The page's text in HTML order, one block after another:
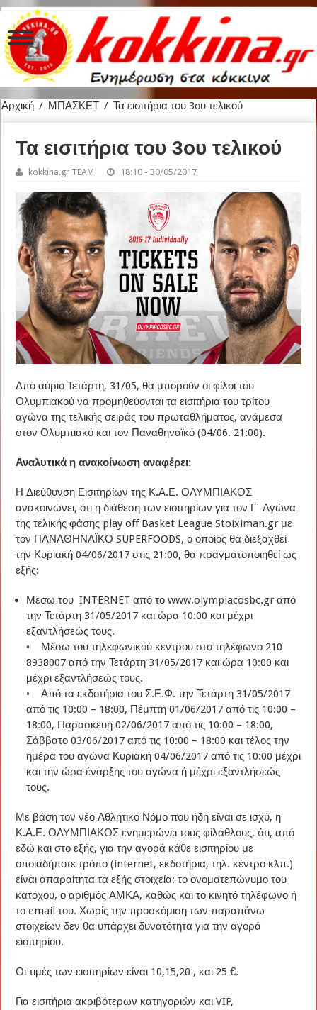
Αρχική / ΜΠΑΣΚΕΤ / Τα εισιτήρια του 3ου τελικού
Τα εισιτήρια του 3ου τελικού
kokkina.gr TEAM 18:10 - 30/05/2017
Από αύριο Τετάρτη, 31/05, θα μπορούν οι φίλοι του
Ολυμπιακού να προμηθεύονται τα εισιτήρια του τρίτου
αγώνα της τελικής σειράς του πρωταθλήματος, ανάμεσα
στον Ολυμπιακό και τον Παναθηναϊκό (04/06. 21:00).
Αναλυτικά η ανακοίνωση αναφέρει:
Η Διεύθυνση Εισιτηρίων της Κ.Α.Ε. ΟΛΥΜΠΙΑΚΟΣ
ανακοινώνει, ότι η διάθεση των εισιτηρίων για τον Γ΄ Αγώνα
της τελικής φάσης play off Basket League Stoiximan.gr με
τον ΠΑΝΑΘΗΝΑΪΚΟ SUPERFOODS, ο οποίος θα διεξαχθεί
την Κυριακή 04/06/2017 στις 21:00, θα πραγματοποιηθεί ως
εξής:
Μέσω του INTERNET από το www.olympiacosbc.gr από
την Τετάρτη 31/05/2017 και ώρα 10:00 και μέχρι
εξαντλήσεώς τους.
• Μέσω του τηλεφωνικού κέντρου στο τηλέφωνο 210
8938007 από την Τετάρτη 31/05/2017 και ώρα 10:00 και
μέχρι εξαντλήσεώς τους.
• Από τα εκδοτήρια του Σ.Ε.Φ. την Τετάρτη 31/05/2017
από τις 10:00 – 18:00, Πέμπτη 01/06/2017 από τις 10:00 –
18:00, Παρασκευή 02/06/2017 από τις 10:00 – 18:00,
Σάββατο 03/06/2017 από τις 10:00 – 18:00 και τέλος την
ημέρα του αγώνα Κυριακή 04/06/2017 από τις 10:00 μέχρι
και την ώρα έναρξης του αγώνα ή μέχρι εξαντλήσεώς
τους.
Με βάση τον νέο Αθλητικό Νόμο που ήδη είναι σε ισχύ, η
Κ.Α.Ε. ΟΛΥΜΠΙΑΚΟΣ ενημερώνει τους φίλαθλους, ότι, από
εδώ και στο εξής, για την αγορά κάθε εισιτηρίου με
οποιαδήποτε τρόπο (internet, εκδοτήρια, τηλ. κέντρο κλπ.)
είναι απαραίτητα τα εξής στοιχεία: το ονοματεπώνυμο του
κατόχου, ο αριθμός ΑΜΚΑ, καθώς και το κινητό τηλέφωνο ή
το email του. Χωρίς την προσκόμιση των παραπάνω
στοιχείων δεν θα υπάρχει δυνατότητα για την αγορά
εισιτηρίου.
Οι τιμές των εισιτηρίων είναι 10,15,20 , και 25 €.
Για εισιτήρια ακριβότερων κατηγοριών και VIP,